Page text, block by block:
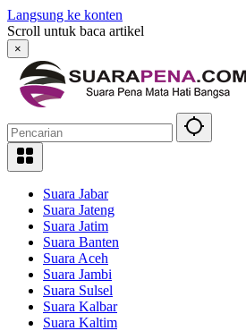
Langsung ke konten
Scroll untuk baca artikel
×
Suara Jabar
Suara Jateng
Suara Jatim
Suara Banten
Suara Aceh
Suara Jambi
Suara Sulsel
Suara Kalbar
Suara Kaltim